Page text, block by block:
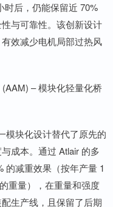
后，仍能保留近 70%
与可靠性。该创新设计
效减少电机局部过热风
– 模块化轻量化桥
模块化设计替代了原先的
成本。通过 Atlair 的多
的减重效果（按年产量 1
重量），在重量和强度
生产线，且保留了后期